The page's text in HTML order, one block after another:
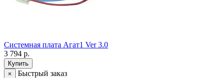
Системная плата Агат1 Ver 3.0
3 794 р.
Купить
×
Быстрый заказ